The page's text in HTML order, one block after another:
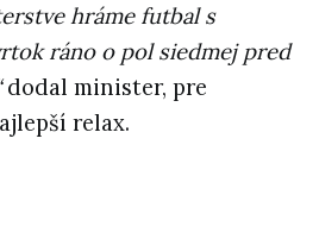
hráme futbal s
ráno o pol siedmej pred
dodal minister, pre
relax.